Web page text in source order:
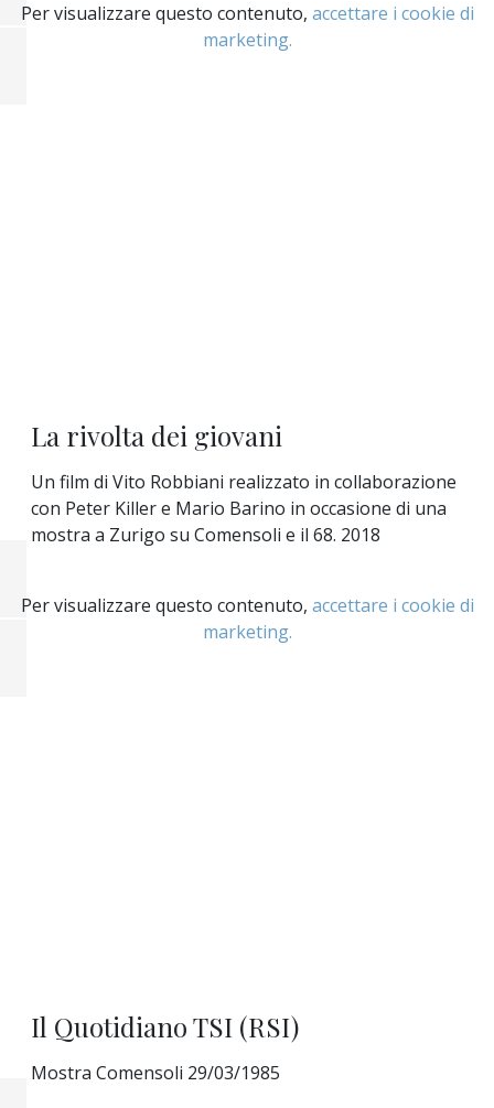
Per visualizzare questo contenuto, accettare i cookie di
marketing.
La rivolta dei giovani
Un film di Vito Robbiani realizzato in collaborazione
con Peter Killer e Mario Barino in occasione di una
mostra a Zurigo su Comensoli e il 68. 2018
Per visualizzare questo contenuto, accettare i cookie di
marketing.
Il Quotidiano TSI (RSI)
Mostra Comensoli 29/03/1985